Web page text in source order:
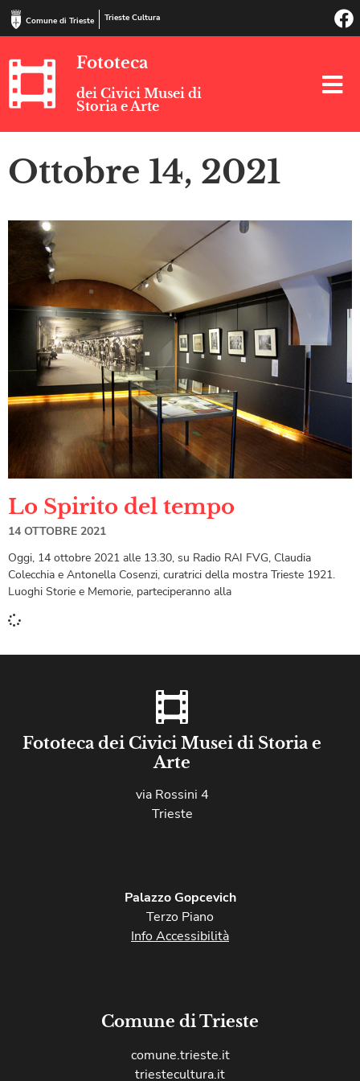
Comune di Trieste Trieste Cultura
Fototeca
dei Civici Musei di
Storia e Arte
Ottobre 14, 2021
Lo Spirito del tempo
14 OTTOBRE 2021
Oggi, 14 ottobre 2021 alle 13.30, su Radio RAI FVG, Claudia
Colecchia e Antonella Cosenzi, curatrici della mostra Trieste 1921.
Luoghi Storie e Memorie, parteciperanno alla
Fototeca dei Civici Musei di Storia e
Arte
via Rossini 4
Trieste
Palazzo Gopcevich
Terzo Piano
Info Accessibilità
Comune di Trieste
comune.trieste.it
triestecultura.it